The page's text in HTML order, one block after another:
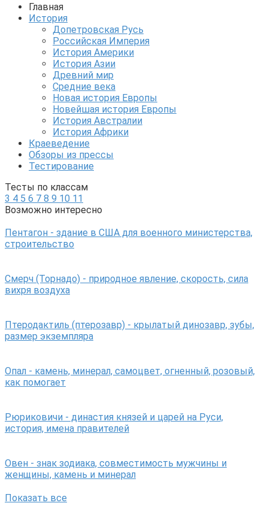
Главная
История
Допетровская Русь
Российская Империя
История Америки
История Азии
Древний мир
Средние века
Новая история Европы
Новейшая история Европы
История Австралии
История Африки
Краеведение
Обзоры из прессы
Тестирование
Тесты по классам
3 4 5 6 7 8 9 10 11
Возможно интересно
Пентагон - здание в США для военного министерства,
строительство
Смерч (Торнадо) - природное явление, скорость, сила
вихря воздуха
Птеродактиль (птерозавр) - крылатый динозавр, зубы,
размер экземпляра
Опал - камень, минерал, самоцвет, огненный, розовый,
как помогает
Рюриковичи - династия князей и царей на Руси,
история, имена правителей
Овен - знак зодиака, совместимость мужчины и
женщины, камень и минерал
Показать все